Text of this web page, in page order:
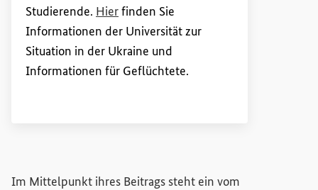
Studierende. Hier(Externer Link)
finden Sie
Informationen der Universität zur
Situation in der Ukraine und
Informationen für Geflüchtete.
Im Mittelpunkt ihres Beitrags steht ein vom